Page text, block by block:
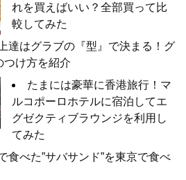
れを買えばいい？全部買って比
較してみた
達はグラブの『型』で決まる！グ
つけ方を紹介
たまには豪華に香港旅行！マ
ルコポーロホテルに宿泊してエ
グゼクティブラウンジを利用し
てみた
食べた”サバサンド”を東京で食べ